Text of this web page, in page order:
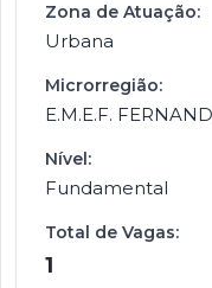
Zona de Atuação:
Urbana
Microrregião:
E.M.E.F.
Nível:
Fundamental
Total de Vagas:
1